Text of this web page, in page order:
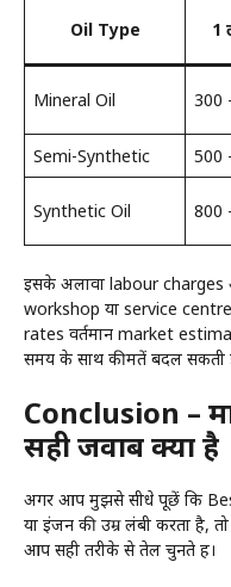
Oil Type 1
Mineral Oil ₹300
Semi-Synthetic
₹500
Synthetic Oil ₹800
इसके अलावा labour charges
workshop या service
rates वर्तमान market
समय के साथ कीमतें बदल सकती
Conclusion –
सही जवाब क्या है
अगर आप मुझसे सीधे पूछें कि
या इंजन की उम्र लंबी करता है,
आप सही तरीके से तेल चुनते हैं।